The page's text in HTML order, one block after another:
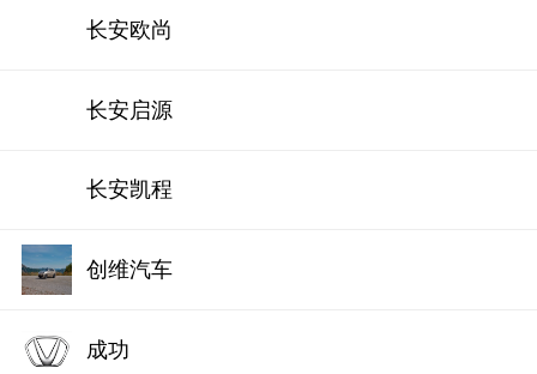
长安欧尚
长安启源
长安凯程
创维汽车
成功